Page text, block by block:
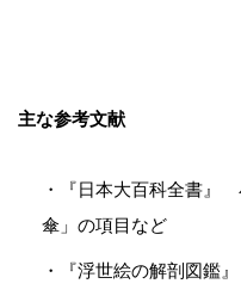
主な参考文献
・『日本大百科全書』
傘」の項目など
・『浮世絵の解剖図